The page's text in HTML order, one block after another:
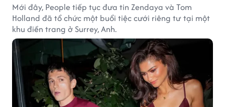
Mới đây, People tiếp tục đưa tin Zendaya và Tom
Holland đã tổ chức một buổi tiệc cưới riêng tư tại một
khu điền trang ở Surrey, Anh.